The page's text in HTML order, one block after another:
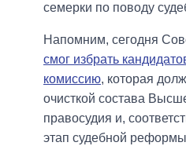
семерки по поводу
Напомним, сегодня
смог избрать
комиссию, которая
очисткой состава
правосудия и,
этап судебной